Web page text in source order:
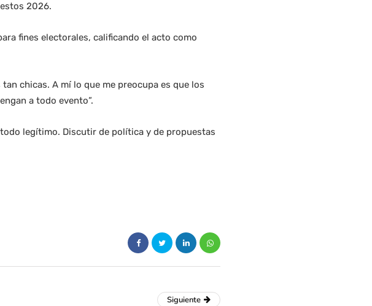
2026.
fines electorales, calificando el acto como
chicas. A mí lo que me preocupa es que los
a todo evento”.
legítimo. Discutir de política y de propuestas
Siguiente